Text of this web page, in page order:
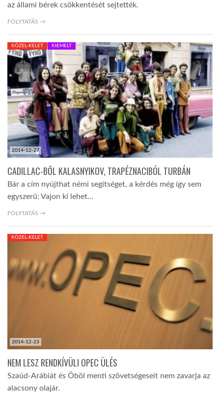
LINKTR.EE
GLOBOZSARU
DOBRAVERO.HU
LATIMO.HU
GLOBOBOOK
az állami bérek csökkentését sejtették.
FOLYTATÁS →
2014-12-27
KÖZEL-KELET KIEMELT
CADILLAC-BŐL KALASNYIKOV, TRAPÉZNACIBÓL TURBÁN
Bár a cím nyújthat némi segítséget, a kérdés még így sem
egyszerű: Vajon ki lehet…
FOLYTATÁS →
2014-12-23
KÖZEL-KELET
NEM LESZ RENDKÍVÜLI OPEC ÜLÉS
Szaúd-Arábiát és Öböl menti szövetségeseit nem zavarja az
alacsony olajár.